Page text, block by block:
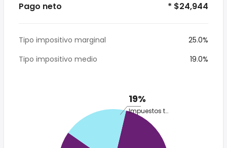
Pago neto * $24,944
Tipo impositivo marginal
25.0%
Tipo impositivo medio
19.0%
19%
Impuestos totales